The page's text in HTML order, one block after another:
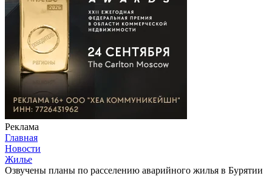
Реклама
Главная
Новости
Жилье
Озвучены планы по расселению аварийного жилья в Бурятии